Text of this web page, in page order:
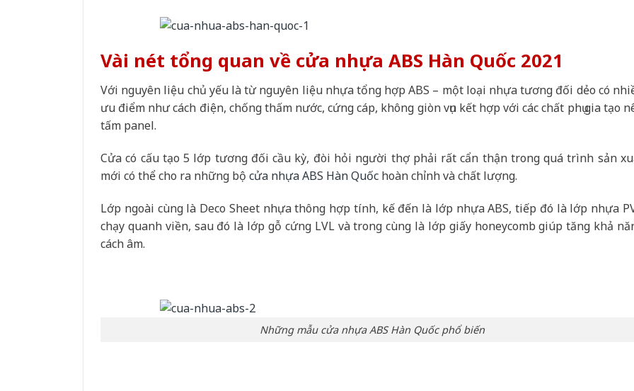
Vài nét tổng quan về cửa nhựa ABS Hàn Quốc 2021
Với nguyên liệu chủ yếu là từ nguyên liệu nhựa tổng hợp ABS – một loại nhựa tương đối dẻo có
ưu điểm như cách điện, chống thấm nước, cứng cáp, không giòn vụn kết hợp với các chất phụ gia tạo
tấm panel.
Cửa có cấu tạo 5 lớp tương đối cầu kỳ, đòi hỏi người thợ phải rất cẩn thận trong quá trình sản
mới có thể cho ra những bộ cửa nhựa ABS Hàn Quốc hoàn chỉnh và chất lượng.
Lớp ngoài cùng là Deco Sheet nhựa thông hợp tính, kế đến là lớp nhựa ABS, tiếp đó là lớp nhựa
chạy quanh viền, sau đó là lớp gỗ cứng LVL và trong cùng là lớp giấy honeycomb giúp tăng khả
cách âm.
Những mẫu cửa nhựa ABS Hàn Quốc phổ biến